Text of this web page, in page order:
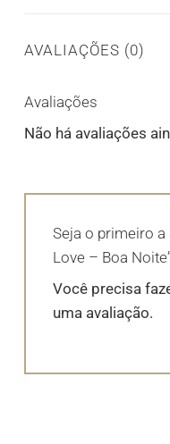
AVALIAÇÕES (0)
Avaliações
Não há avaliações
Seja o primeiro a
Love – Boa
Você precisa
uma avaliação.